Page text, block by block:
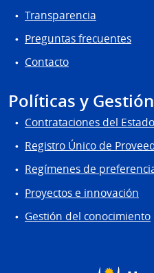
Transparencia
Preguntas frecuentes
Contacto
Políticas y Gestión
Contrataciones del Estado
Registro Único de
Regímenes de
Proyectos e innovación
Gestión del conocimiento